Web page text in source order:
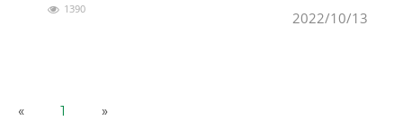
色轉型與低碳化。由左起：工研院營發處副處長莊柏
2022/10/13
1390
«P
1 »N